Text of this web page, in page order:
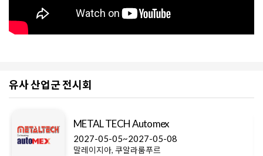
유사 산업군 전시회
METAL TECH Automex
2027-05-05~2027-05-08
말레이지아, 쿠알라룸푸르